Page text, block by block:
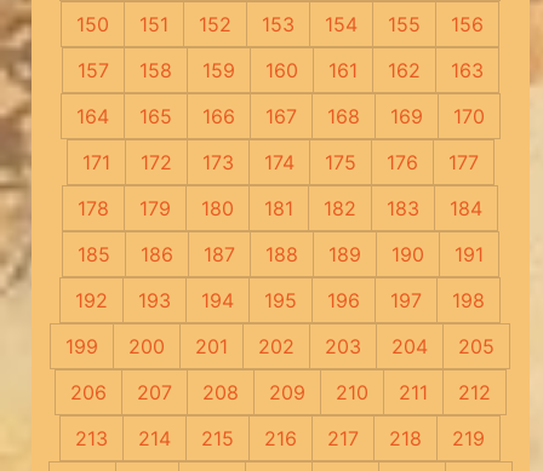
150
151 152 153 154 155
156
157
158 159 160 161 162
163
164
165 166 167 168 169
170
171
172 173 174 175 176
177
178
179 180 181 182 183
184
185
186 187 188 189 190
191
192
193 194 195 196 197
198
199
200 201 202 203 204
205
206
207 208 209 210 211
212
213
214 215 216 217 218
219